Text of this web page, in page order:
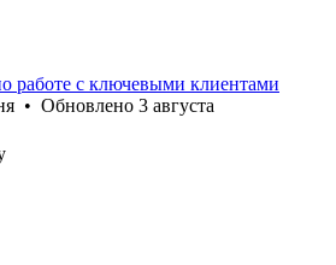
работе с ключевыми клиентами
• Обновлено 3 августа